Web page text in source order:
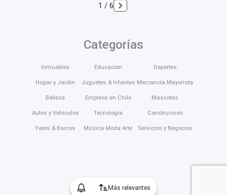
Más relevantes
1 / 6
Categorías
Inmuebles
Hogar y Jardín
Belleza
Autos y Vehículos
Yates & Barcos
Educación
Juguetes & Infantes
Empleos en Chile
Tecnología
Música Moda Arte
Deportes
Mercancía Mayorista
Mascotas
Construcción
Servicios y Negocios